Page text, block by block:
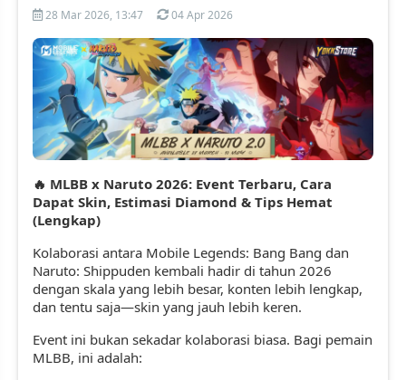
28 Mar 2026, 13:47 04 Apr 2026
🔥 MLBB x Naruto 2026: Event Terbaru, Cara
Dapat Skin, Estimasi Diamond & Tips Hemat
(Lengkap)
Kolaborasi antara Mobile Legends: Bang Bang dan
Naruto: Shippuden kembali hadir di tahun 2026
dengan skala yang lebih besar, konten lebih lengkap,
dan tentu saja—skin yang jauh lebih keren.
Event ini bukan sekadar kolaborasi biasa. Bagi pemain
MLBB, ini adalah: